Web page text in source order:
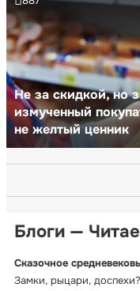
Не за скидкой, но
измученный
не желтый ценник
Блоги —
Сказочное
Замки, рыцари,